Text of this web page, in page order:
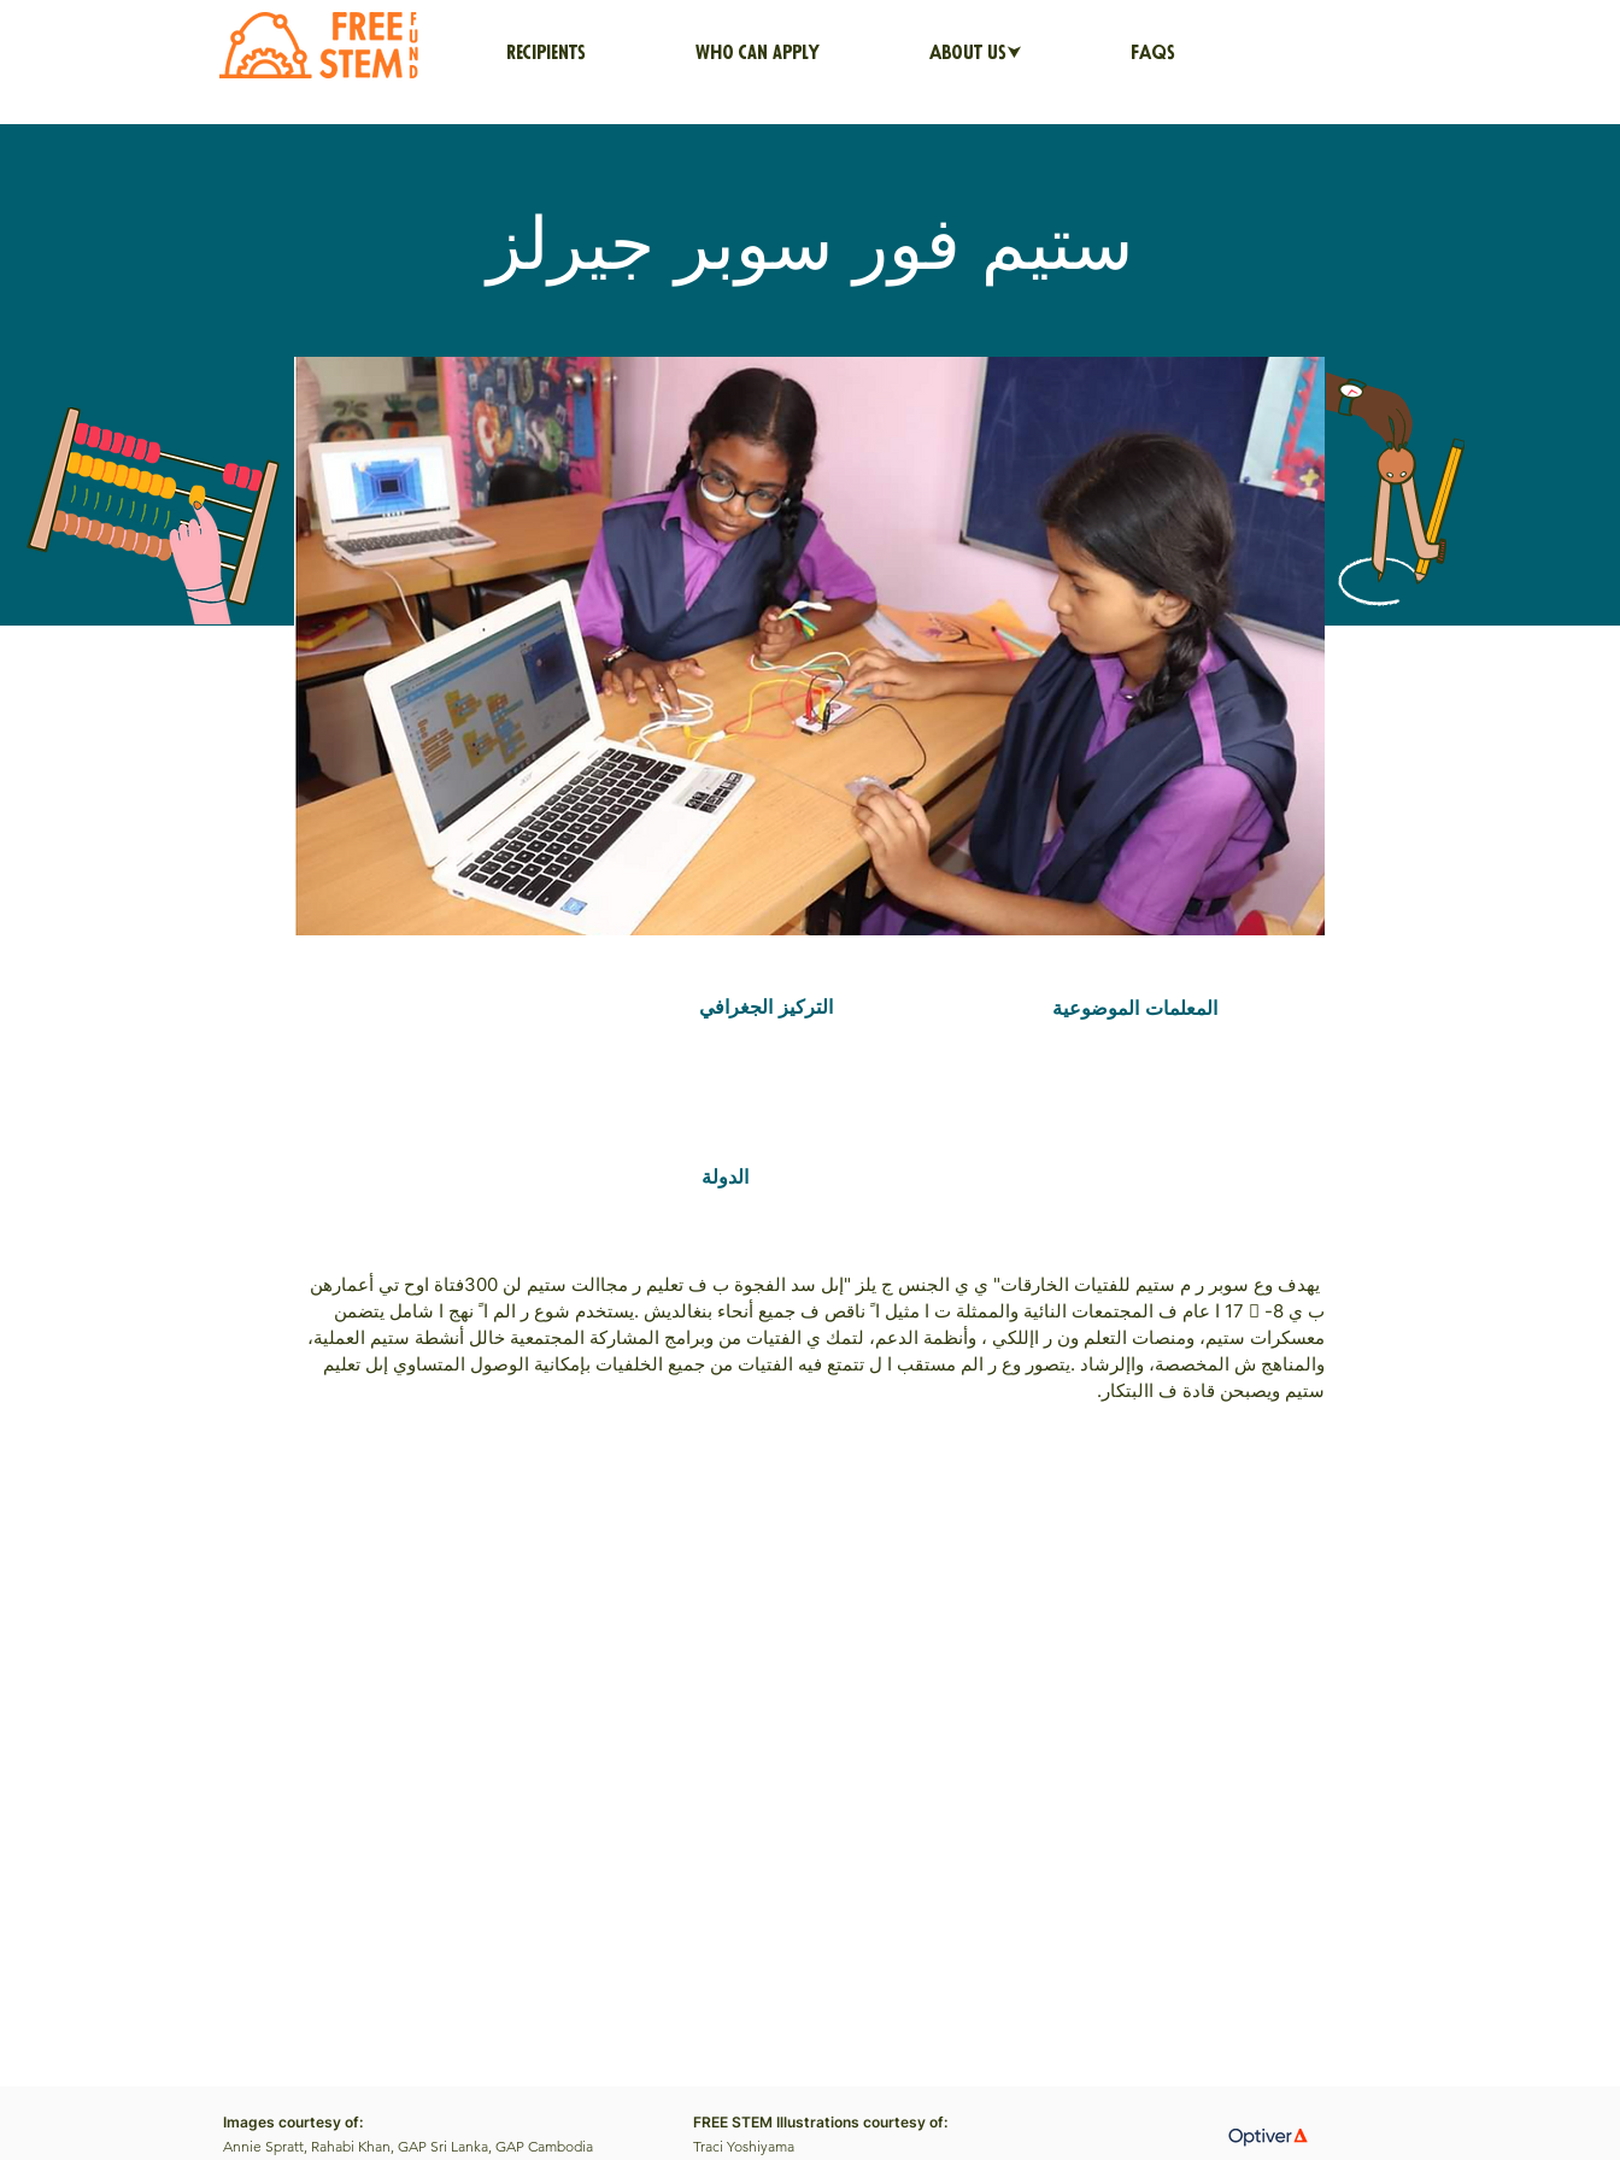
Recipients Who can apply About us⮟ FAQs
ستيم فور سوبر جيرلز
التركيز الجغرافي
المعلمات الموضوعية
الدولة
يهدف وع سوبر ر م ستيم للفتيات الخارقات" ي ي الجنس ج يلز "إىل سد الفجوة ب ف تعليم ر مجاالت ستيم لن 300فتاة اوح تي أعمارهن
ب ي 8- ً 17 ا عام ف المجتمعات النائية والممثلة ت ا مثيل ا ً ناقص ف جميع أنحاء بنغالديش .يستخدم شوع ر الم ا ً نهج ا شامل يتضمن
معسكرات ستيم، ومنصات التعلم ون ر اإللكي ، وأنظمة الدعم، لتمك ي الفتيات من وبرامج المشاركة المجتمعية خالل أنشطة ستيم العملية،
والمناهج ش المخصصة، واإلرشاد .يتصور وع ر الم مستقب ا ل تتمتع فيه الفتيات من جميع الخلفيات بإمكانية الوصول المتساوي إىل تعليم
ستيم ويصبحن قادة ف االبتكار.
Images courtesy of:
Annie Spratt, Rahabi Khan, GAP Sri Lanka, GAP Cambodia
FREE STEM Illustrations courtesy of:
Traci Yoshiyama